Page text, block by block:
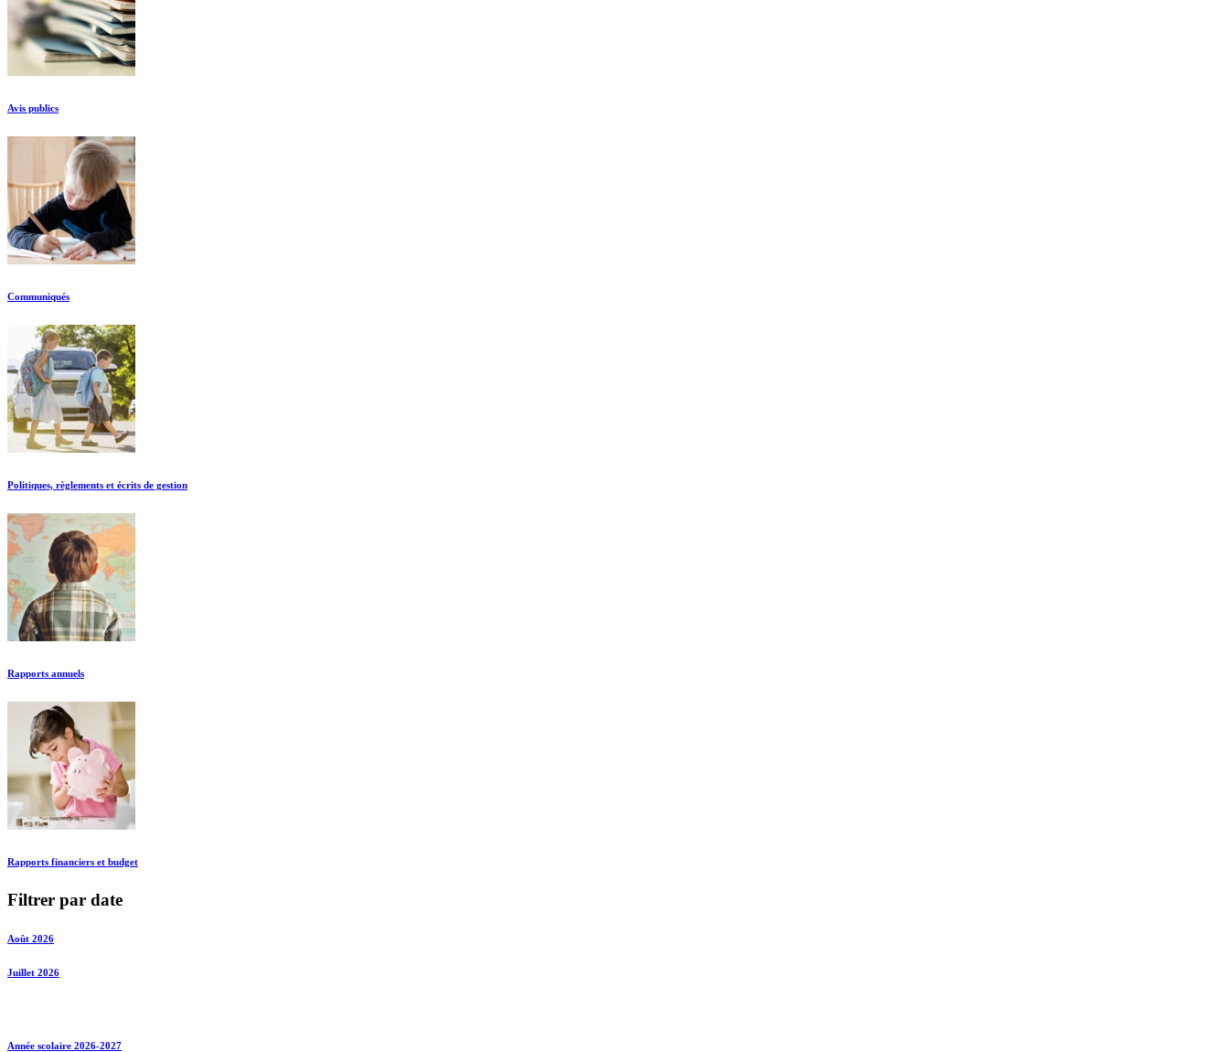
Avis publics
Communiqués
Politiques, règlements et écrits de gestion
Rapports annuels
Rapports financiers et budget
Filtrer par date
Août 2026
Juillet 2026
Année scolaire 2026-2027